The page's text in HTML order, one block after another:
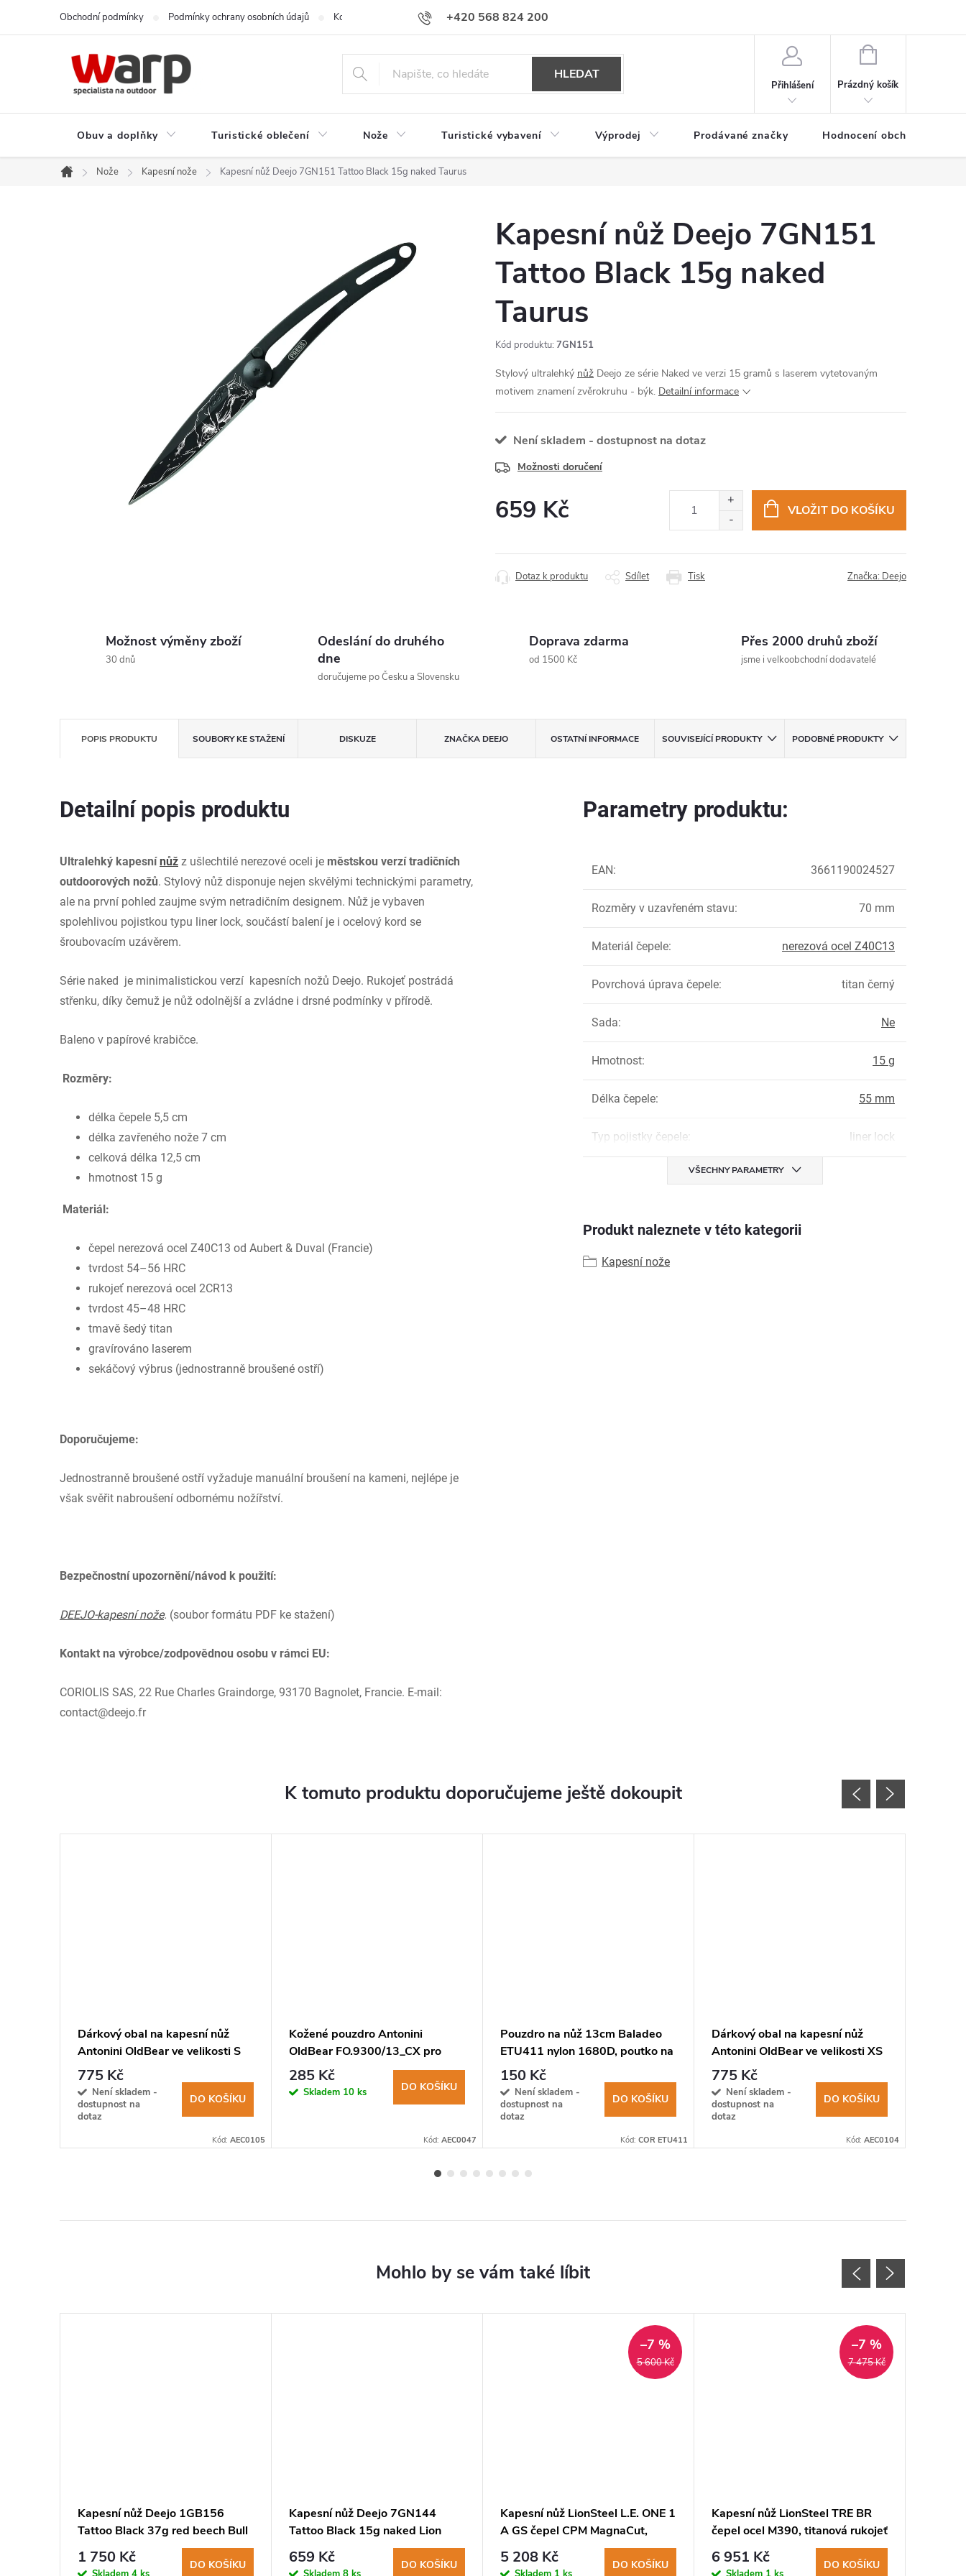
+420 568 824 200
Obchodní podmínky Podmínky ochrany osobních údajů Kontakty Doprava a platba Hodnocení obchodu
HLEDAT
Přihlášení
NÁKUPNÍ
Prázdný košík
Obuv a doplňky Turistické oblečení Nože Turistické vybavení Výprodej Prodávané značky Hodnocení obchodu
Domů
Nože Kapesní nože Kapesní nůž Deejo 7GN151 Tattoo Black 15g naked Taurus
Kapesní nůž Deejo 7GN151
Tattoo Black 15g naked
Taurus
Kód produktu: 7GN151
Stylový ultralehký nůž Deejo ze série Naked ve verzi 15 gramů s laserem vytetovaným
motivem znamení zvěrokruhu - býk. Detailní informace
Není skladem - dostupnost na dotaz
Možnosti doručení
659 Kč VLOŽIT DO KOŠÍKU
Tisk
Dotaz k produktu Sdílet Značka: Deejo
Možnost výměny zboží
30 dnů
Odeslání do druhého
dne
doručujeme po Česku a Slovensku
Doprava zdarma
od 1500 Kč
Přes 2000 druhů zboží
jsme i velkoobchodní dodavatelé
POPIS PRODUKTU SOUBORY KE STAŽENÍ DISKUZE ZNAČKADEEJO OSTATNÍ INFORMACE SOUVISEJÍCÍ PRODUKTY PODOBNÉ PRODUKTY
Detailní popis produktu
Ultralehký kapesnínůž z ušlechtilé nerezové oceli je městskou verzí tradičních
outdoorových nožů. Stylový nůž disponuje nejen skvělými technickými parametry,
ale na první pohled zaujme svým netradičním designem. Nůž je vybaven
spolehlivou pojistkou typu liner lock, součástí balení je i ocelový kord se
šroubovacím uzávěrem.
Série naked je minimalistickou verzí kapesních nožů Deejo. Rukojeť postrádá
střenku, díky čemuž je nůž odolnější a zvládne i drsné podmínky v přírodě.
Baleno v papírové krabičce.
Rozměry:
délka čepele 5,5 cm
délka zavřeného nože 7 cm
celková délka 12,5 cm
hmotnost 15 g
Materiál:
čepel nerezová ocel Z40C13 od Aubert & Duval (Francie)
tvrdost 54–56 HRC
rukojeť nerezová ocel 2CR13
tvrdost 45–48 HRC
tmavě šedý titan
gravírováno laserem
sekáčový výbrus (jednostranně broušené ostří)
Doporučujeme:
Jednostranně broušené ostří vyžaduje manuální broušení na kameni, nejlépe je
však svěřit nabroušení odbornému nožířství.
Bezpečnostní upozornění/návod k použití:
DEEJO-kapesní nože. (soubor formátu PDF ke stažení)
Kontakt na výrobce/zodpovědnou osobu v rámci EU:
CORIOLIS SAS, 22 Rue Charles Graindorge, 93170 Bagnolet, Francie. E-mail:
contact@deejo.fr
Parametry produktu:
EAN: 3661190024527
Rozměry v uzavřeném stavu: 70 mm
Materiál čepele: nerezová ocel Z40C13
Povrchová úprava čepele: titan černý
Sada: Ne
Hmotnost: 15 g
Délka čepele: 55 mm
Typ pojistky čepele: liner lock
VŠECHNY PARAMETRY
Produkt naleznete v této kategorii
Kapesní nože
K tomuto produktu doporučujeme ještě dokoupit
Dárkový obal na kapesní nůž
Antonini OldBear ve velikosti S
775 Kč
Není skladem -
dostupnost na
dotaz
DO KOŠÍKU
Kód: AEC0105
Kožené pouzdro Antonini
OldBear FO.9300/13_CX pro
nože XS-M
285 Kč
Skladem 10 ks DO KOŠÍKU
Kód: AEC0047
Pouzdro na nůž 13cm Baladeo
ETU411 nylon 1680D, poutko na
opasek
150 Kč
Není skladem -
dostupnost na
dotaz
DO KOŠÍKU
Kód: COR ETU411
Dárkový obal na kapesní nůž
Antonini OldBear ve velikosti XS
775 Kč
Není skladem -
dostupnost na
dotaz
DO KOŠÍKU
Kód: AEC0104
Kapesní nůž Deejo 1GB156
Tattoo Black 37g red beech Bull
1 750 Kč DO KOŠÍKU
Kapesní nůž Deejo 7GN144
Tattoo Black 15g naked Lion
659 Kč DO KOŠÍKU
5 600 Kč
–7 %
Kapesní nůž LionSteel L.E. ONE 1
A GS čepel CPM MagnaCut,
rukojeť eloxovaný hliník
5 208 Kč DO KOŠÍKU
7 475 Kč
–7 %
Kapesní nůž LionSteel TRE BR
čepel ocel M390, titanová rukojeť
6 951 Kč DO KOŠÍKU